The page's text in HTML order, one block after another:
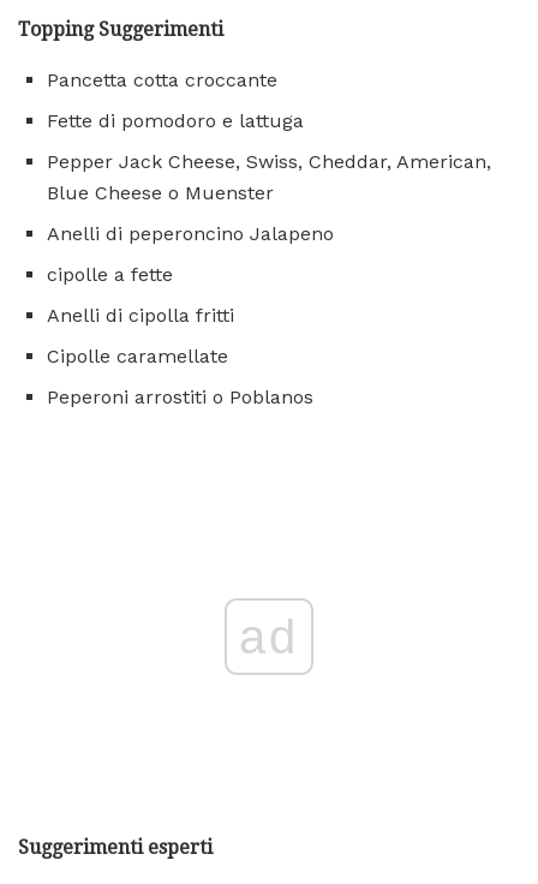
Topping Suggerimenti
Pancetta cotta croccante
Fette di pomodoro e lattuga
Pepper Jack Cheese, Swiss, Cheddar, American,
Blue Cheese o Muenster
Anelli di peperoncino Jalapeno
cipolle a fette
Anelli di cipolla fritti
Cipolle caramellate
Peperoni arrostiti o Poblanos
ad
Suggerimenti esperti